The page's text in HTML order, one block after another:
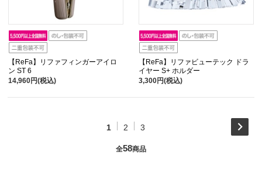
【ReFa】リファフィンガーアイロ
ン ST 6
14,960円(税込)
【ReFa】リファビューテック ドラ
イヤー S+ ホルダー
3,300円(税込)
1 2 3
全58商品